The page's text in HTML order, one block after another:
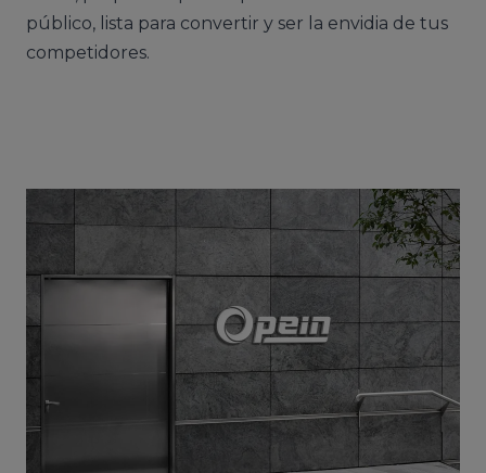
público, lista para convertir y ser la envidia de tus
competidores.